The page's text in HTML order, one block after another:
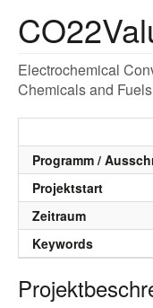
Electrochemical
Chemicals and Fuels
Programm /
Projektstart
Zeitraum
Keywords